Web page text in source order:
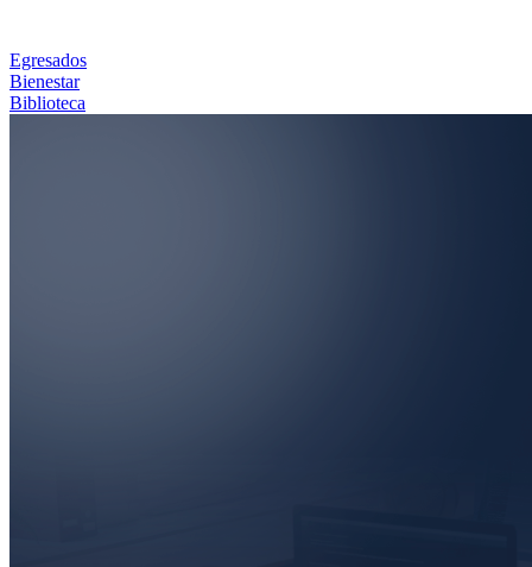
Egresados
Bienestar
Biblioteca